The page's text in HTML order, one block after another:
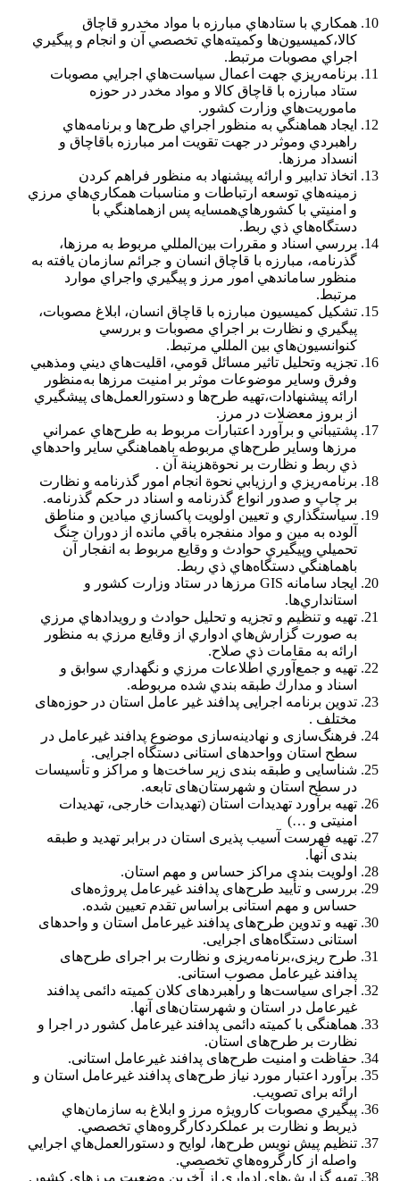
همكاري با ستادهاي مبارزه با مواد مخدرو قاچاق
كالا،كميسيون‌ها وكميته‌هاي تخصصي آن و انجام و پيگيري
اجراي مصوبات مرتبط.
برنامه‌ريزي جهت اعمال سياست‌هاي اجرايي مصوبات
ستاد مبارزه با قاچاق كالا و مواد مخدر در حوزه
ماموريت‌هاي وزارت كشور.
ايجاد ‌هماهنگي به منظور اجراي طرح‌ها و برنامه‌هاي
راهبردي وموثر در جهت تقويت امر مبارزه باقاچاق و
انسداد مرزها.
اتخاذ تدابير و ارائه پيشنهاد به منظور فراهم كردن
زمينه‌هاي توسعه ارتباطات و مناسبات ‌همكاري‌هاي مرزي
و امنيتي با كشورهاي‌همسايه پس از‌هماهنگي با
دستگاه‌هاي ذي ربط.
بررسي اسناد و مقررات بين‌المللي مربوط به مرزها،
گذرنامه، مبارزه با قاچاق انسان و جرائم سازمان يافته به
منظور ساماندهي امور مرز و پيگيري واجراي موارد
مرتبط.
تشكيل كميسيون مبارزه با قاچاق انسان، ابلاغ مصوبات،
پيگيري و نظارت بر اجراي مصوبات و بررسي
كنوانسيون‌هاي بين المللي مرتبط.
تجزيه وتحليل تاثير مسائل قومي، اقليت‌هاي ديني ومذهبي
وفرق وساير موضوعات موثر بر امنيت مرزها به‌منظور
ارائه پيشنهادات،تهيه طرح‌ها و دستورالعمل‌های پيشگيري
از بروز معضلات در مرز.
پشتيباني و برآورد اعتبارات مربوط به طرح‌هاي عمراني
مرزها وساير طرح‌هاي مربوطه با‌هماهنگي ساير واحدهاي
ذي ربط و نظارت بر نحوة‌هزينة آن .
برنامه‌ريزي و ارزيابي نحوة انجام امور گذرنامه و نظارت
بر چاپ و صدور انواع گذرنامه و اسناد در حكم گذرنامه.
سياستگذاري و تعيين اولويت پاكسازي ميادين و مناطق
آلوده به مين و مواد منفجره باقي مانده از دوران جنگ
تحميلي وپيگيري حوادث و وقايع مربوط به انفجار آن
با‌هماهنگي دستگاه‌هاي ذي ربط.
ايجاد سامانه GIS مرزها در ستاد وزارت كشور و
استانداري‌ها.
تهيه و تنظيم و تجزيه و تحليل حوادث و رويدادهاي مرزي
به صورت گزارش‌هاي ادواري از وقايع مرزي به منظور
ارائه به مقامات ذي صلاح.
تهيه و جمع‌آوري اطلاعات مرزي و نگهداري سوابق و
اسناد و مدارك طبقه بندي شده مربوطه.
تدوین برنامه اجرایی پدافند غیر عامل استان در حوزه‌های
مختلف .
فرهنگ‌سازی و نهادینه‌سازی موضوع پدافند غیرعامل در
سطح استان وواحدهای استانی دستگاه اجرایی.
شناسایی و طبقه بندی زیر ساخت‌ها و مراکز و تأسیسات
در سطح استان و شهرستان‌های تابعه.
تهیه برآورد تهدیدات استان (تهدیدات خارجی، تهدیدات
امنیتی و …)
تهیه فهرست آسیب پذیری استان در برابر تهدید و طبقه
بندی آنها.
اولویت بندی مراکز حساس و مهم استان.
بررسی و تأیید طرح‌های پدافند غیرعامل پروژه‌های
حساس و مهم استانی براساس تقدم تعیین شده.
تهیه و تدوین طرح‌های پدافند غیرعامل استان و واحدهای
استانی دستگاه‌های اجرایی.
طرح ریزی،برنامه‌ریزی و نظارت بر اجرای طرح‌های
پدافند غیرعامل مصوب استانی.
اجرای سیاست‌ها و راهبردهای کلان کمیته دائمی پدافند
غیرعامل در استان و شهرستان‌های آنها.
هماهنگی با کمیته دائمی پدافند غیرعامل کشور در اجرا و
نظارت بر طرح‌های استان.
حفاظت و امنیت طرح‌های پدافند غیرعامل استانی.
برآورد اعتبار مورد نیاز طرح‌های پدافند غیرعامل استان و
ارائه برای تصویب.
پيگيري مصوبات كارويژه مرز و ابلاغ به سازمان‌هاي
ذيربط و نظارت بر عملکردكارگروه‌هاي تخصصي.
تنظيم پيش نويس طرح‌ها، لوايح و دستورالعمل‌هاي اجرايي
واصله از كارگروه‌هاي تخصصي.
تهيه گزارش‌هاي ادواري از آخرين وضعيت مرزهاي كشور.